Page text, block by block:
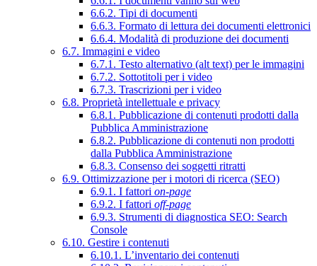
6.6.2. Tipi di documenti
6.6.3. Formato di lettura dei documenti elettronici
6.6.4. Modalità di produzione dei documenti
6.7. Immagini e video
6.7.1. Testo alternativo (alt text) per le immagini
6.7.2. Sottotitoli per i video
6.7.3. Trascrizioni per i video
6.8. Proprietà intellettuale e privacy
6.8.1. Pubblicazione di contenuti prodotti dalla
Pubblica Amministrazione
6.8.2. Pubblicazione di contenuti non prodotti
dalla Pubblica Amministrazione
6.8.3. Consenso dei soggetti ritratti
6.9. Ottimizzazione per i motori di ricerca (SEO)
6.9.1. I fattori on-page
6.9.2. I fattori off-page
6.9.3. Strumenti di diagnostica SEO: Search
Console
6.10. Gestire i contenuti
6.10.1. L’inventario dei contenuti